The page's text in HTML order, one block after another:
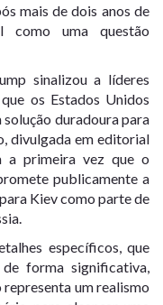
mais de dois anos de
como uma questão
sinalizou a líderes
os Estados Unidos
duradoura para
divulgada em editorial
a primeira vez que o
publicamente a
Kiev como parte de
específicos, que
forma significativa,
um realismo